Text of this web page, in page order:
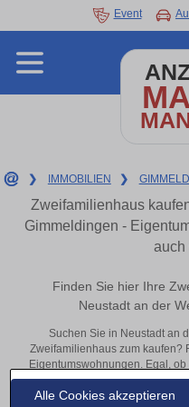
Alle Cookies akzeptieren
Event
❯ IMMOBILIEN ❯
Zweifamilienhaus
Gimmeldingen -
auch
Finden Sie hier Ihre
Neustadt an der
Suchen Sie in Neustadt an
Zweifamilienhaus zum kaufen?
Eigentumswohnungen. Egal,
– hier finden Sie Ihre